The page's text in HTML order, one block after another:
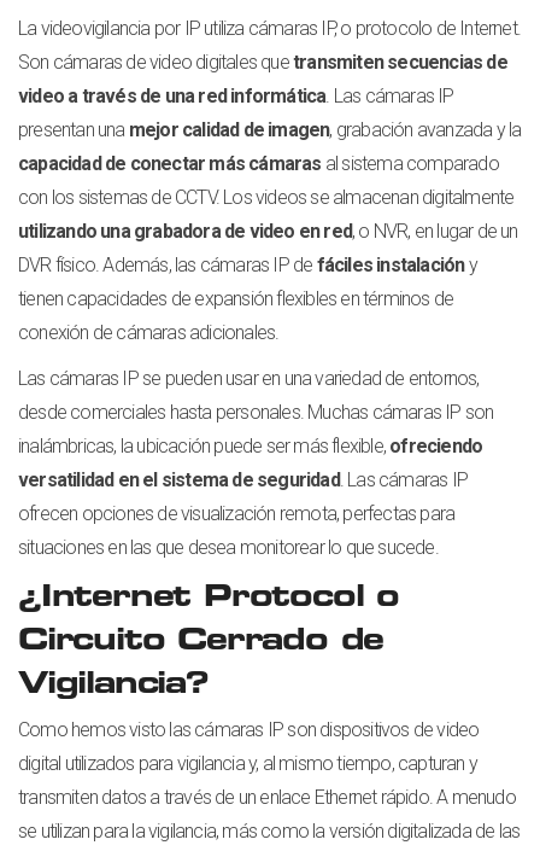
La videovigilancia por IP utiliza cámaras IP, o protocolo de Internet.
Son cámaras de video digitales quetransmiten secuencias de
video a través de una red informática . Las cámaras IP
presentan una mejor calidad de imagen, grabación avanzada y la
capacidad de conectar más cámaras al sistema comparado
con los sistemas de CCTV. Los videos se almacenan digitalmente
utilizando una grabadora de video en red, o NVR, en lugar de un
DVR físico. Además, las cámaras IP de fáciles instalacióny
tienen capacidades de expansión flexibles en términos de
conexión de cámaras adicionales.
Las cámaras IP se pueden usar en una variedad de entornos,
desde comerciales hasta personales. Muchas cámaras IP son
inalámbricas, la ubicación puede ser más flexible, ofreciendo
versatilidad en el sistema de seguridad. Las cámaras IP
ofrecen opciones de visualización remota, perfectas para
situaciones en las que desea monitorear lo que sucede.
¿Internet Protocol o
Circuito Cerrado de
Vigilancia?
Como hemos visto las cámaras IP son dispositivos de video
digital utilizados para vigilancia y, al mismo tiempo, capturan y
transmiten datos a través de un enlace Ethernet rápido. A menudo
se utilizan para la vigilancia, más como la versión digitalizada de las